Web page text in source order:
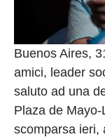
Buenos Aires,
amici, leader
saluto ad una
Plaza de
scomparsa ieri,